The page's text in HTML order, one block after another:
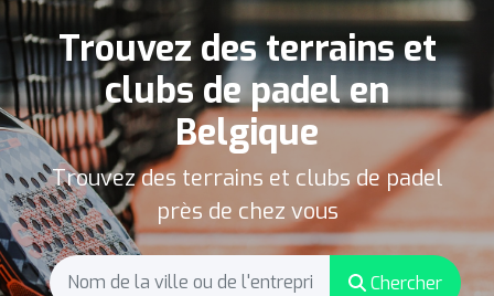
Trouvez des terrains et
clubs de padel en
Belgique
Trouvez des terrains et clubs de padel
près de chez vous
Chercher